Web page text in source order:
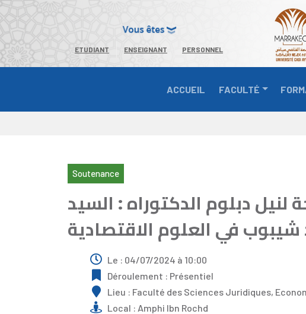
ETUDIANT ENSEIGNANT PERSONNEL
ACCUEIL FACULTÉ
Soutenance
دبلوم الدكتوراه : السيد
شيبوب في العلوم الاقتصادية
Le : 04/07/2024 à 10:00
Déroulement : Présentiel
Lieu : Faculté des Sciences Juridiques,
Local : Amphi Ibn Rochd